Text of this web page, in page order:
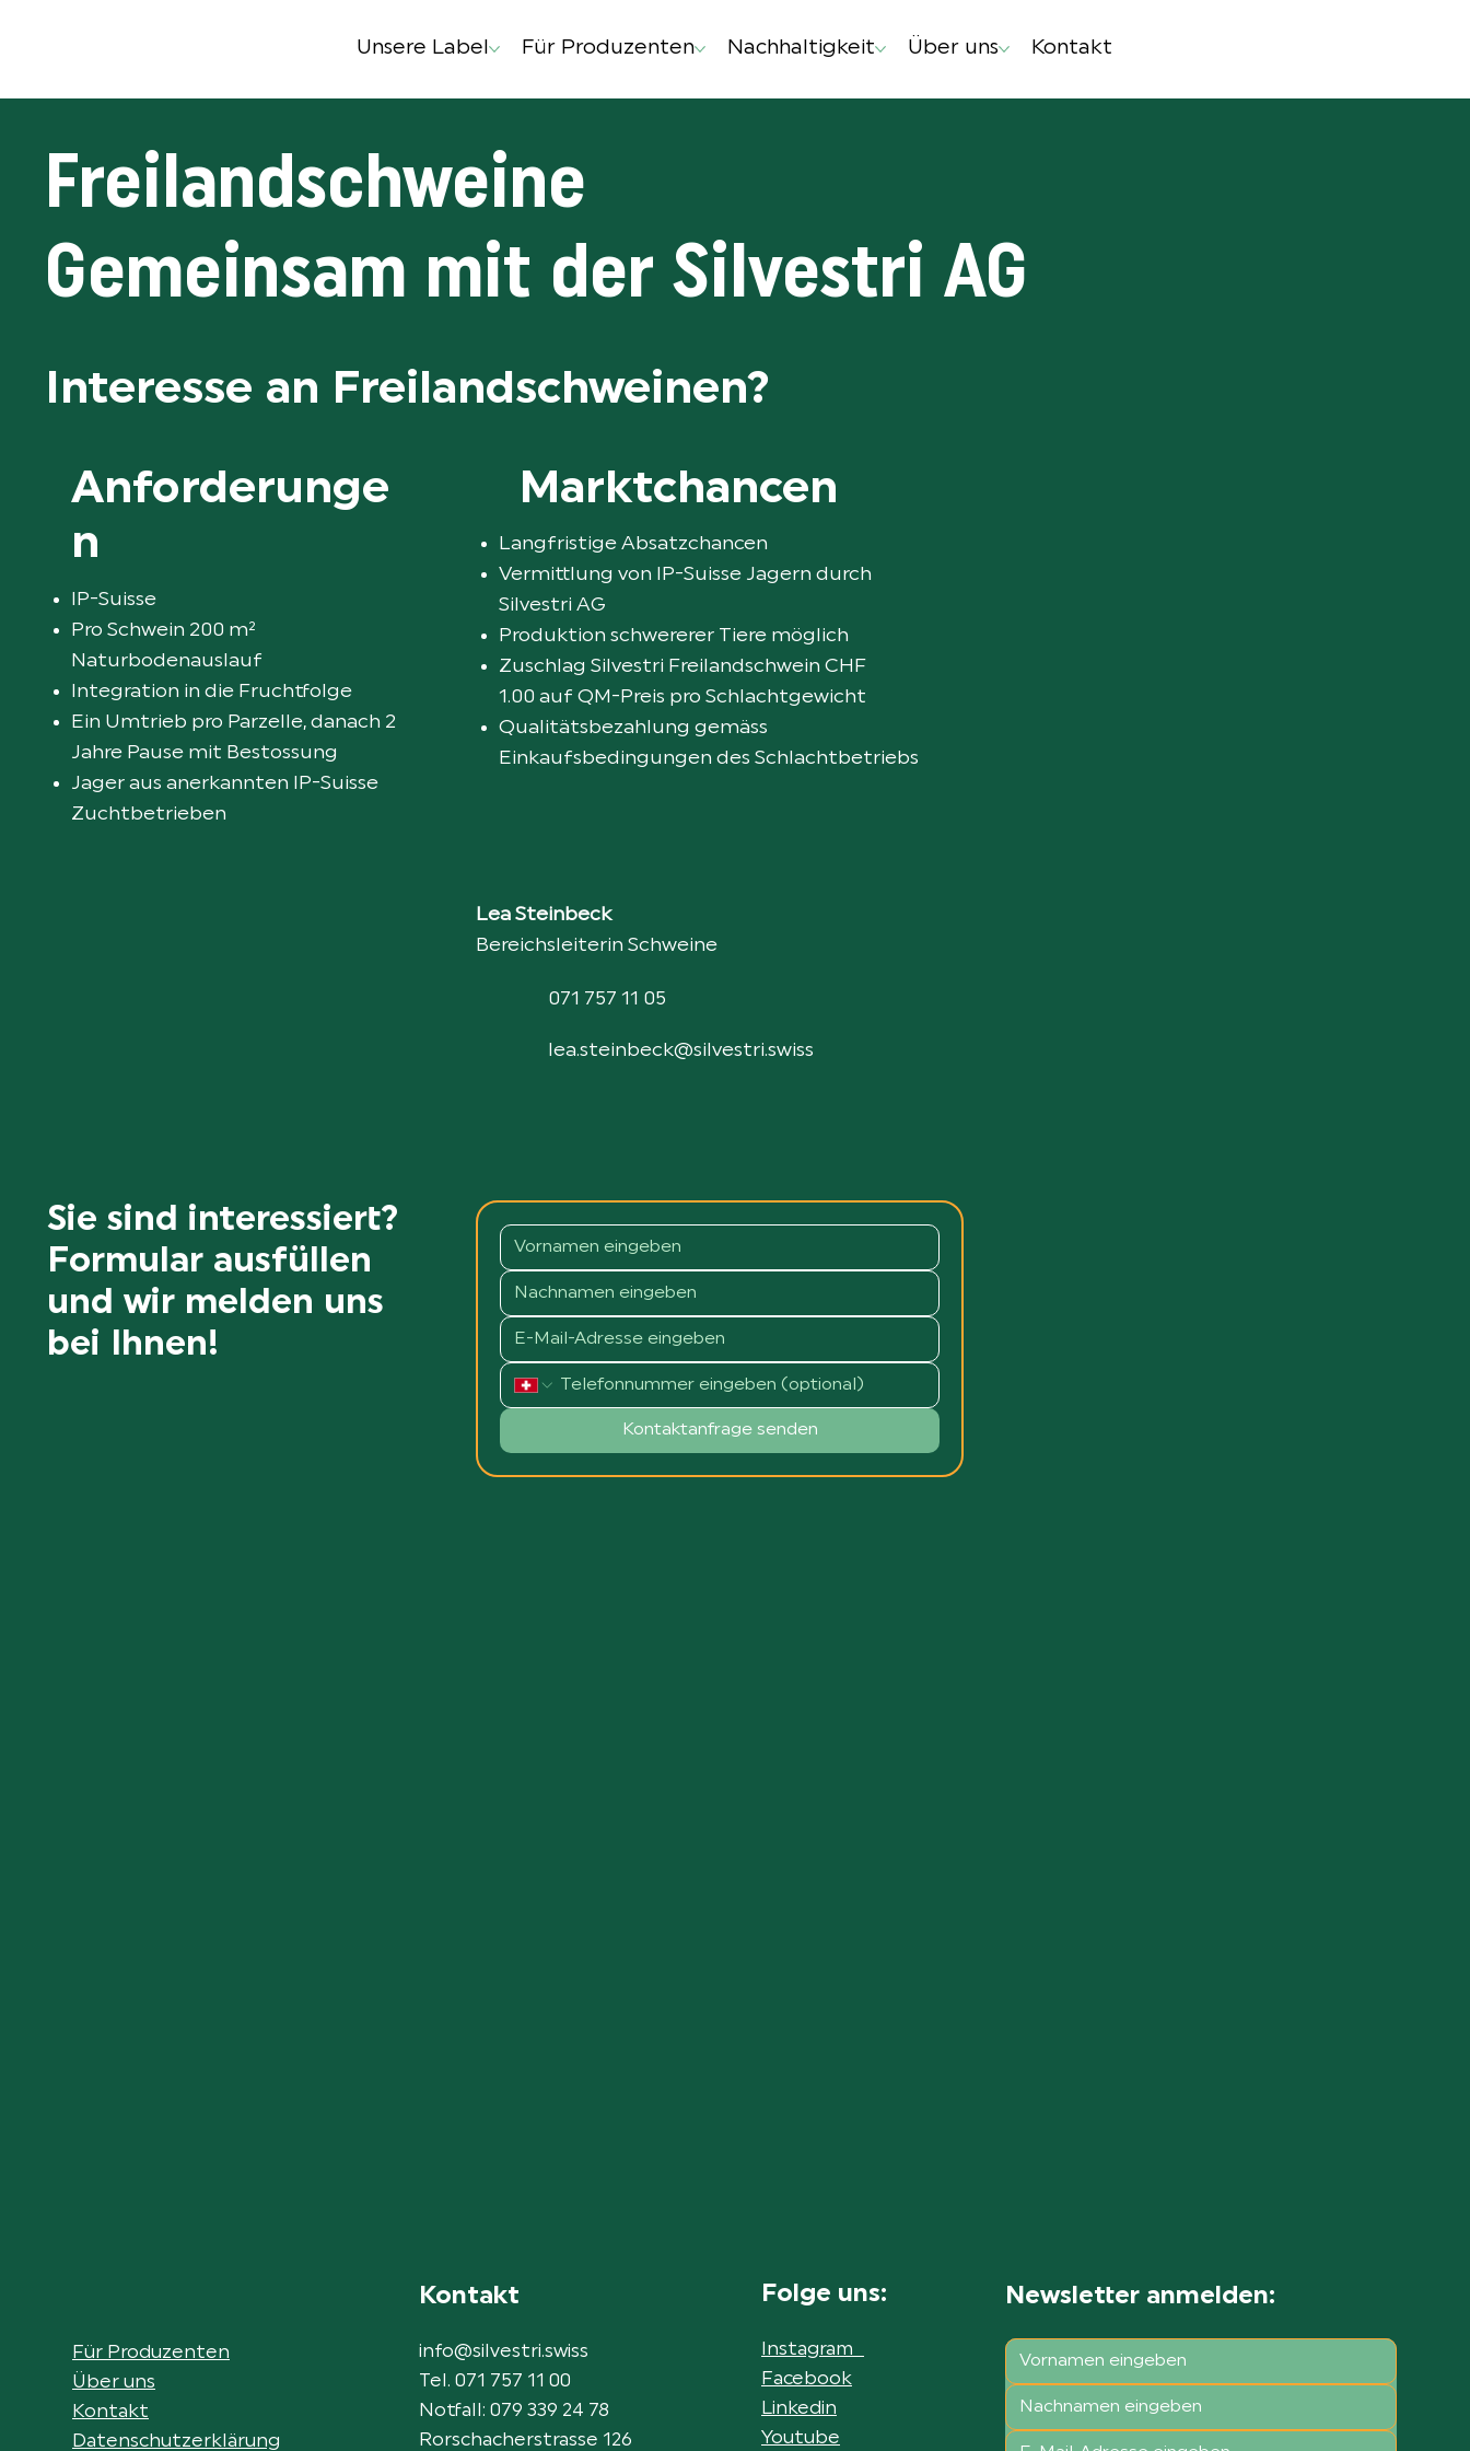
Unsere Label Für Produzenten Nachhaltigkeit Über uns Kontakt
Freilandschweine
Gemeinsam mit der Silvestri AG
Interesse an Freilandschweinen?
Anforderunge
n
IP-Suisse
Pro Schwein 200 m²
Naturbodenauslauf
Integration in die Fruchtfolge
Ein Umtrieb pro Parzelle, danach 2
Jahre Pause mit Bestossung
Jager aus anerkannten IP-Suisse
Zuchtbetrieben
Marktchancen
Langfristige Absatzchancen
Vermittlung von IP-Suisse Jagern durch
Silvestri AG
Produktion schwererer Tiere möglich
Zuschlag Silvestri Freilandschwein CHF
1.00 auf QM-Preis pro Schlachtgewicht
Qualitätsbezahlung gemäss
Einkaufsbedingungen des Schlachtbetriebs
Lea Steinbeck
Bereichsleiterin Schweine
071 757 11 05
lea.steinbeck@silvestri.swiss
Sie sind interessiert?
Formular ausfüllen
und wir melden uns
bei Ihnen!
Kontaktanfrage senden
Für Produzenten
Über uns
Kontakt
Datenschutzerklärung
Kontakt
info@silvestri.swiss
Tel. 071 757 11 00
Notfall: 079 339 24 78
Rorschacherstrasse 126
Folge uns:
Instagram
Facebook
Linkedin
Youtube
Newsletter anmelden: